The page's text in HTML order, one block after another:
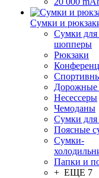
Сумки и
Сумки для
шопперы
Рюкзаки
Дорожные
Несессеры
Чемоданы
Сумки для
Поясные
Сумки-
Папки и
+ ЕЩЕ 7